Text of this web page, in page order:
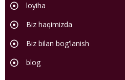
loyiha
Biz haqimizda
Biz bilan bog'lanish
blog